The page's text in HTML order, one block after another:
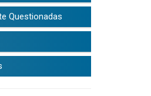
Questionadas